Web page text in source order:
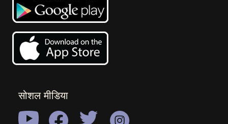
सोशल मीडिया